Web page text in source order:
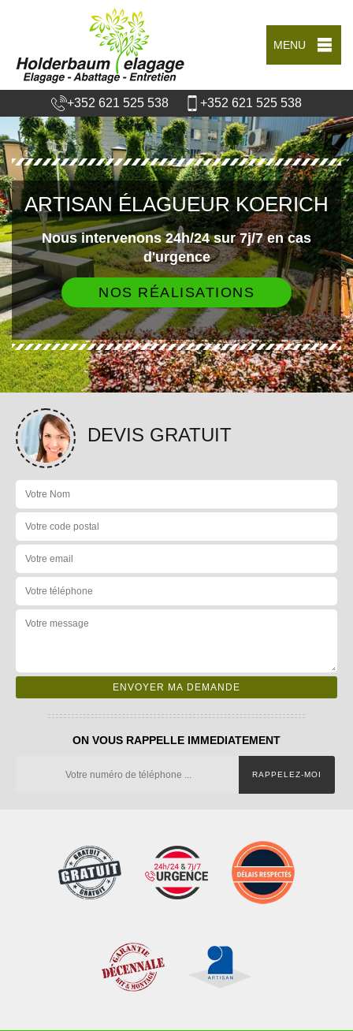
MENU
+352 621 525 538 +352 621 525 538
ARTISAN ÉLAGUEUR KOERICH
Nous intervenons 24h/24 sur 7j/7 en cas
d'urgence
NOS RÉALISATIONS
DEVIS GRATUIT
ON VOUS RAPPELLE IMMEDIATEMENT